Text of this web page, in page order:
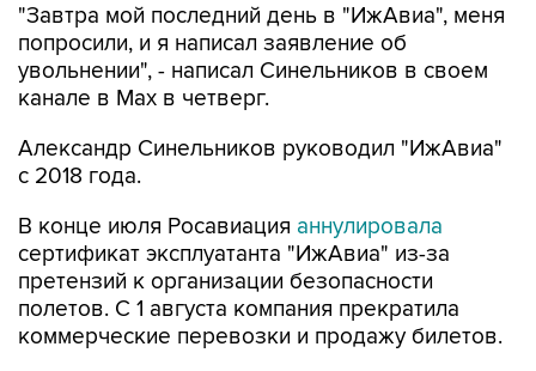
"Завтра мой последний день в "ИжАвиа", меня
попросили, и я написал заявление об
увольнении", - написал Синельников в своем
канале в Max в четверг.
Александр Синельников руководил "ИжАвиа"
с 2018 года.
В конце июля Росавиация аннулировала
сертификат эксплуатанта "ИжАвиа" из-за
претензий к организации безопасности
полетов. С 1 августа компания прекратила
коммерческие перевозки и продажу билетов.